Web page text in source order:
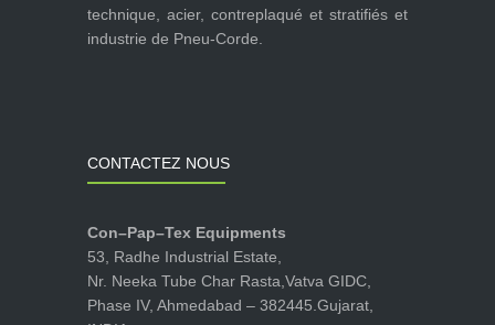
technique, acier, contreplaqué et stratifiés et
industrie de Pneu-Corde.
CONTACTEZ NOUS
Con–Pap–Tex Equipments
53, Radhe Industrial Estate,
Nr. Neeka Tube Char Rasta,Vatva GIDC,
Phase IV, Ahmedabad – 382445.Gujarat,